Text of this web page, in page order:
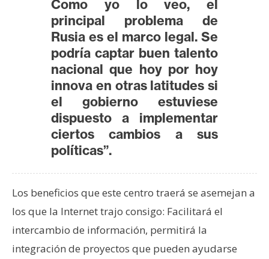
Como yo lo veo, el
principal problema de
Rusia es el marco legal. Se
podría captar buen talento
nacional que hoy por hoy
innova en otras latitudes si
el gobierno estuviese
dispuesto a implementar
ciertos cambios a sus
políticas”.
Los beneficios que este centro traerá se asemejan a
los que la Internet trajo consigo: Facilitará el
intercambio de información, permitirá la
integración de proyectos que pueden ayudarse